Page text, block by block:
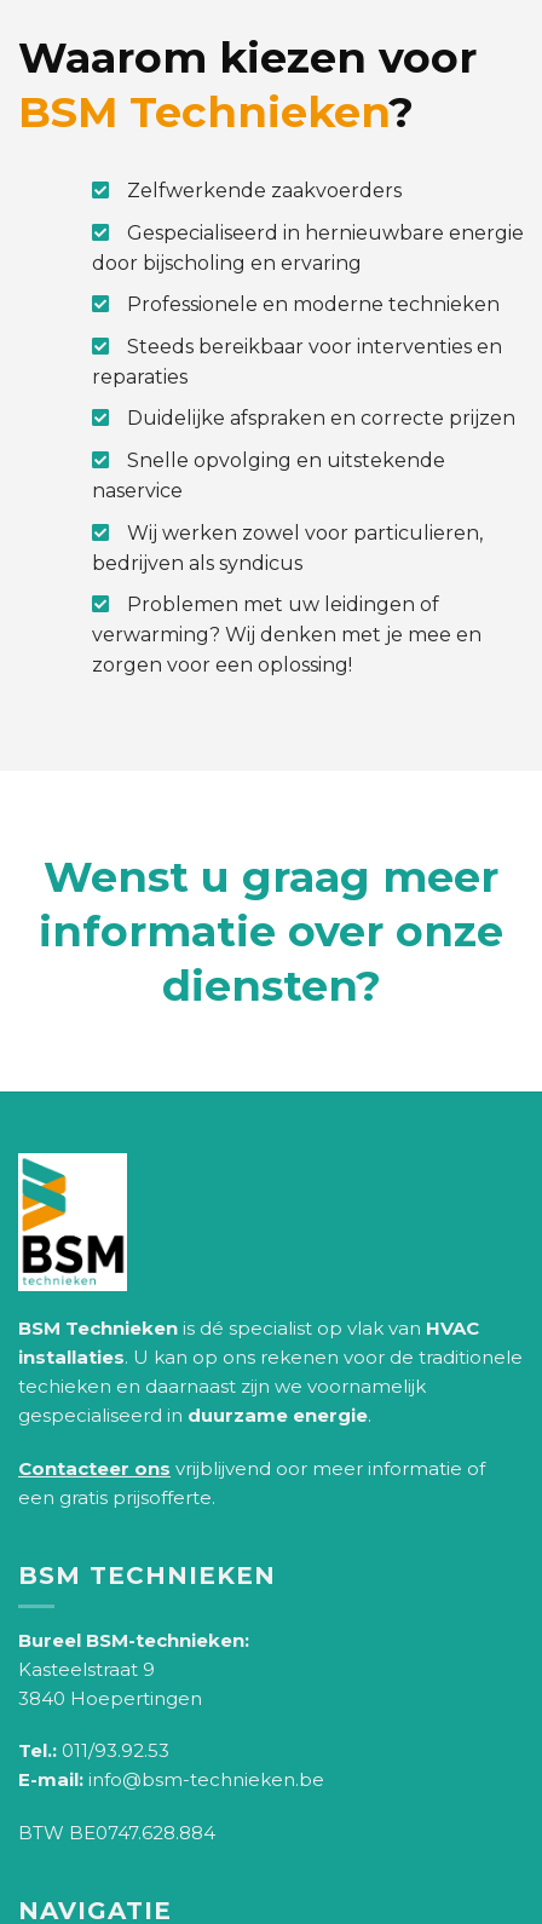
Waarom kiezen voor
BSM Technieken?
Zelfwerkende zaakvoerders
Gespecialiseerd in hernieuwbare energie
door bijscholing en ervaring
Professionele en moderne technieken
Steeds bereikbaar voor interventies en
reparaties
Duidelijke afspraken en correcte prijzen
Snelle opvolging en uitstekende
naservice
Wij werken zowel voor particulieren,
bedrijven als syndicus
Problemen met uw leidingen of
verwarming? Wij denken met je mee en
zorgen voor een oplossing!
Wenst u graag meer
informatie over onze
diensten?
BSM Technieken is dé specialist op vlak van HVAC
installaties. U kan op ons rekenen voor de traditionele
techieken en daarnaast zijn we voornamelijk
gespecialiseerd in duurzame energie.
Contacteer ons vrijblijvend oor meer informatie of
een gratis prijsofferte.
BSM TECHNIEKEN
Bureel BSM-technieken:
Kasteelstraat 9
3840 Hoepertingen
Tel.: 011/93.92.53
E-mail: info@bsm-technieken.be
BTW BE0747.628.884
NAVIGATIE